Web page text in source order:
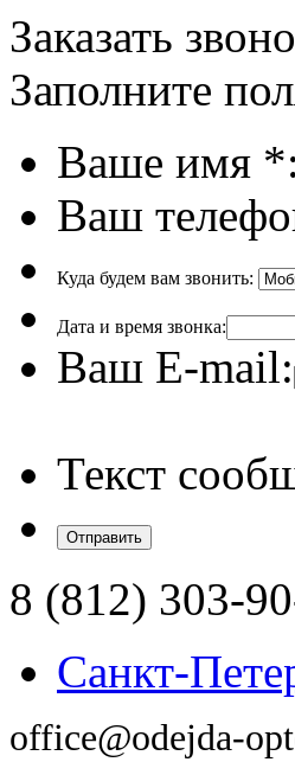
Заказать
Заполните
Ваше имя *:
Ваш
Куда будем вам звонить:
Дата и время звонка:
Ваш E-mail:
Текст
8 (812) 303-
Санкт-
office@odejda-